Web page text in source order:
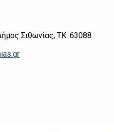
Σιθωνίας, ΤΚ: 63088